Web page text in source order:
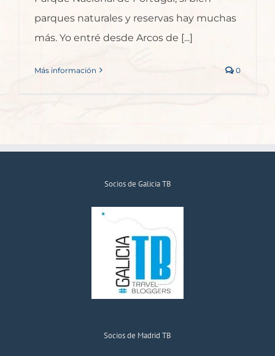
parques naturales y reservas hay muchas
más. Yo entré desde Arcos de [...]
Más información 0
Socios de Galicia TB
Socios de Madrid TB